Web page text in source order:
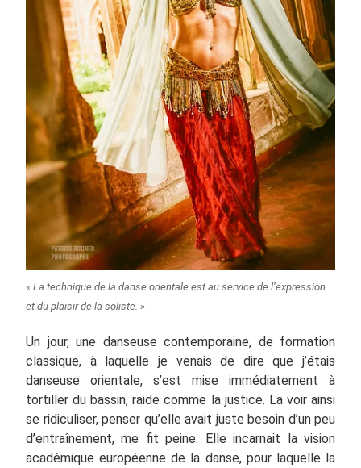
« La technique de la danse orientale est au service de l’expression
et du plaisir de la soliste. »
Un jour, une danseuse contemporaine, de formation
classique, à laquelle je venais de dire que j’étais
danseuse orientale, s’est mise immédiatement à
tortiller du bassin, raide comme la justice. La voir ainsi
se ridiculiser, penser qu’elle avait juste besoin d’un peu
d’entraînement, me fit peine. Elle incarnait la vision
académique européenne de la danse, pour laquelle la